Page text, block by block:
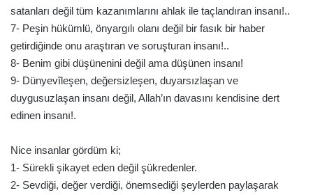
satanları değil tüm kazanımlarını ahlak ile taçlandıran insanı!..
7- Peşin hükümlü, önyargılı olanı değil bir fasık bir haber
getirdiğinde onu araştıran ve soruşturan insanı!..
8- Benim gibi düşünenini değil ama düşünen insanı!
9- Dünyevîleşen, değersizleşen, duyarsızlaşan ve
duygusuzlaşan insanı değil, Allah’ın davasını kendisine dert
edinen insanı!.
Nice insanlar gördüm ki;
1- Sürekli şikayet eden değil şükredenler.
2- Sevdiği, değer verdiği, önemsediği şeylerden paylaşarak